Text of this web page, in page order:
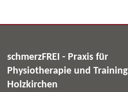
schmerzFREI - Praxis für
Physiotherapie und Training
Holzkirchen